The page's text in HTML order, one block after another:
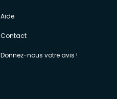
Aide
Contact
Donnez-nous votre avis !